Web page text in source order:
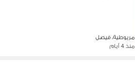
مريوطية، فيصل
منذ 4 أيام